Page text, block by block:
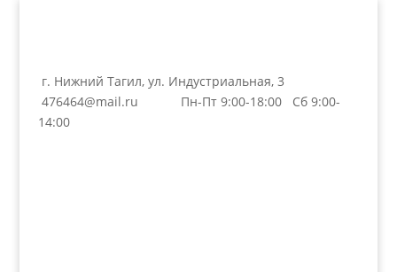
г. Нижний Тагил, ул. Индустриальная, 3
476464@mail.ru
Пн-Пт 9:00-18:00 Сб 9:00-
14:00